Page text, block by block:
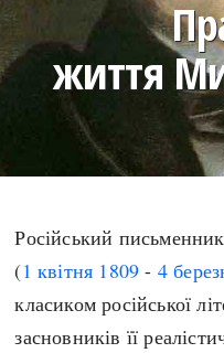
СЬОГОДНІ
ПРАВИЛА ЖИТТЯ
ВИ (НЕ) ЗНАЛИ
КАРТИ
НОТА БЕНЕ
життя
Російський
(1 квітня 1809 - 4
класиком російської
засновників її